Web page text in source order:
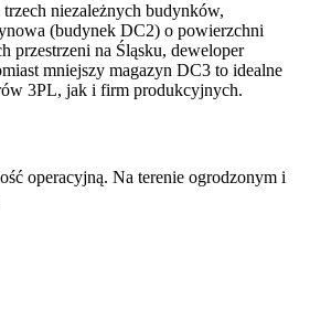
niezależnych budynków,
(budynek DC2) o powierzchni
przestrzeni na Śląsku, deweloper
mniejszy magazyn DC3 to idealne
3PL, jak i firm produkcyjnych.
operacyjną. Na terenie ogrodzonym i